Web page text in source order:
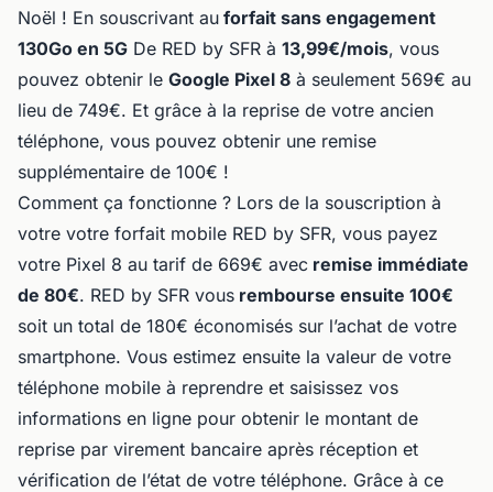
Noël ! En souscrivant au forfait sans engagement
130Go en 5G De RED by SFR à 13,99€/mois, vous
pouvez obtenir le Google Pixel 8 à seulement 569€ au
lieu de 749€. Et grâce à la reprise de votre ancien
téléphone, vous pouvez obtenir une remise
supplémentaire de 100€ !
Comment ça fonctionne ? Lors de la souscription à
votre votre forfait mobile RED by SFR, vous payez
votre Pixel 8 au tarif de 669€ avec remise immédiate
de 80€. RED by SFR vous rembourse ensuite 100€
soit un total de 180€ économisés sur l’achat de votre
smartphone. Vous estimez ensuite la valeur de votre
téléphone mobile à reprendre et saisissez vos
informations en ligne pour obtenir le montant de
reprise par virement bancaire après réception et
vérification de l’état de votre téléphone. Grâce à ce